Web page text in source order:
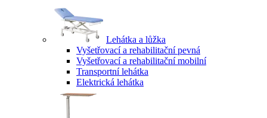
Lehátka a lůžka
Vyšetřovací a rehabilitační pevná
Vyšetřovací a rehabilitační mobilní
Transportní lehátka
Elektrická lehátka